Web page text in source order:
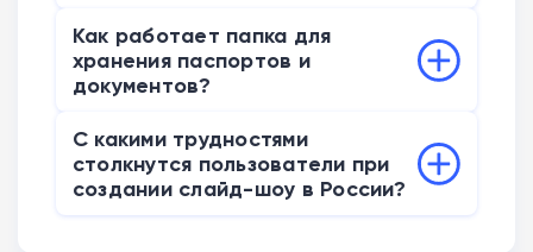
Пользоваться новыми инструментами
точно стоит. Обновление избавляет от
необходимости скачивать тяжелый
верстки простых слайд-шоу. Сортировка
документов экономит кучу времени.
Пройти мимо стоит только
Как работает папка для
хранения паспортов и
документов?
Система автоматически сканирует
медиатеку и собирает снимки
удостоверений, прав и страховок в
С какими трудностями
столкнутся пользователи при
создании слайд-шоу в России?